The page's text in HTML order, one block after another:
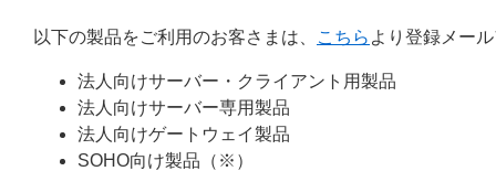
以下の製品をご利用のお客さまは、 こちら より登録メー
法人向けサーバー・クライアント用製品
法人向けサーバー専用製品
法人向けゲートウェイ製品
SOHO向け製品（※）